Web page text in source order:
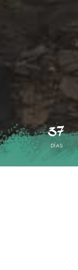
37
DÍAS